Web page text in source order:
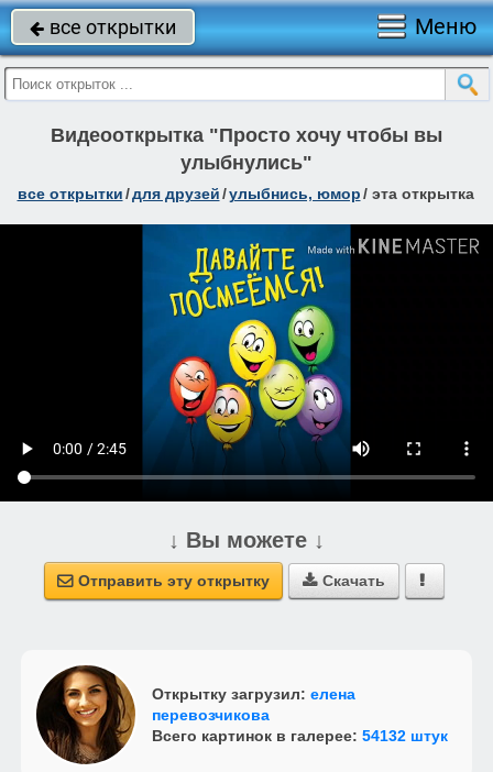
 все открытки Меню
Видеооткрытка "Просто хочу чтобы вы
улыбнулись"
все открытки/для друзей/улыбнись, юмор/ эта открытка
↓ Вы можете ↓
 Отправить эту открытку  Скачать 
Открытку загрузил: елена
перевозчикова
Всего картинок в галерее: 54132 штук